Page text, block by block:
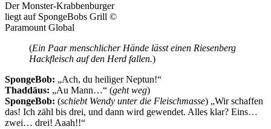
Der Monster-Krabbenburger
liegt auf SpongeBobs Grill ©
Paramount Global
(Ein Paar menschlicher Hände lässt einen Riesenberg
Hackfleisch auf den Herd fallen.)
SpongeBob: „Ach, du heiliger Neptun!“
Thaddäus: „Au Mann…“ (geht weg)
SpongeBob: (schiebt Wendy unter die Fleischmasse) „Wir schaffen
das! Ich zähl bis drei, und dann wird gewendet. Alles klar? Eins…
zwei… drei! Aaah!!“